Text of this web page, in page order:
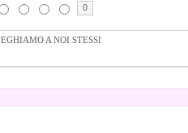
0
A NOI STESSI